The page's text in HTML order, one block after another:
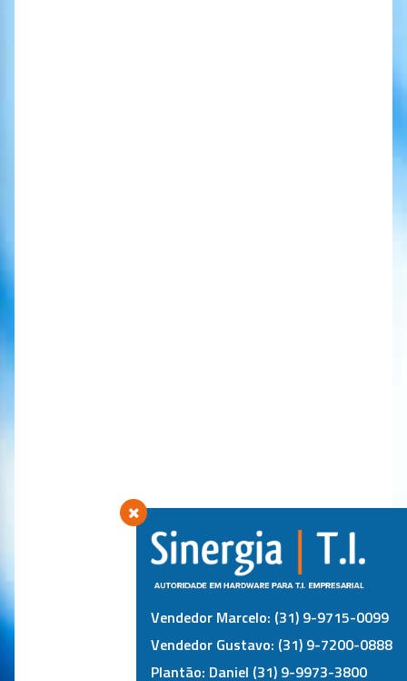
Vendedor Marcelo: (31) 9-9715-0099
Vendedor Gustavo: (31) 9-7200-0888
Plantão: Daniel (31) 9-9973-3800